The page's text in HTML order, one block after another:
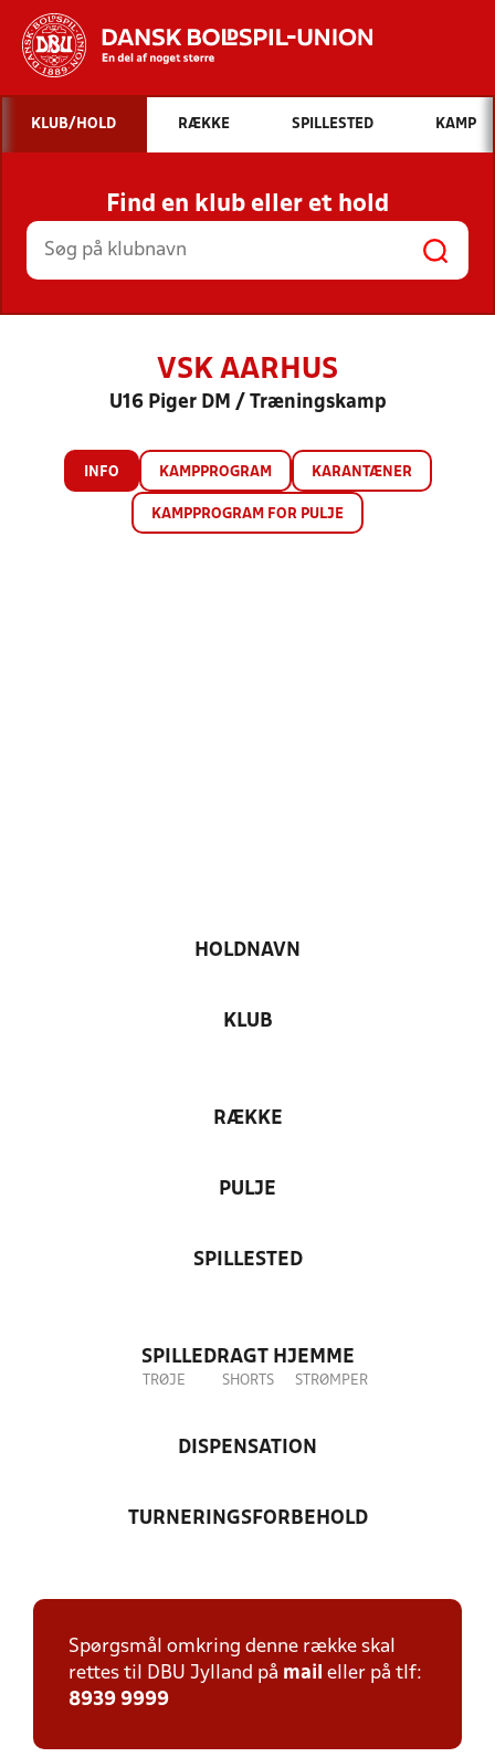
Hvad vil du søge efter?
INDHOLD OG NYHEDER
STILLINGER, RESULTATER, KLUBBER OG
HOLD
KLUB/HOLD RÆKKE SPILLESTED KAMP
Find en klub eller et hold
VSK AARHUS
U16 Piger DM / Træningskamp
INFO KAMPPROGRAM KARANTÆNER
KAMPPROGRAM FOR PULJE
HOLDNAVN
KLUB
RÆKKE
PULJE
SPILLESTED
SPILLEDRAGT HJEMME
TRØJE SHORTS STRØMPER
DISPENSATION
TURNERINGSFORBEHOLD
Spørgsmål omkring denne række skal
rettes til DBU Jylland på mail eller på tlf:
8939 9999